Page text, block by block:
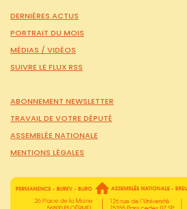
DERNIÈRES ACTUS
PORTRAIT DU MOIS
MÉDIAS / VIDÉOS
SUIVRE LE FLUX RSS
ABONNEMENT NEWSLETTER
TRAVAIL DE VOTRE DÉPUTÉ
ASSEMBLÉE NATIONALE
MENTIONS LÉGALES